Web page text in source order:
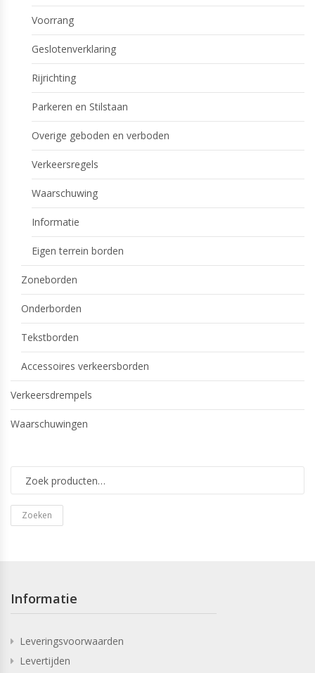
Voorrang
Geslotenverklaring
Rijrichting
Parkeren en Stilstaan
Overige geboden en verboden
Verkeersregels
Waarschuwing
Informatie
Eigen terrein borden
Zoneborden
Onderborden
Tekstborden
Accessoires verkeersborden
Verkeersdrempels
Waarschuwingen
Zoeken
Informatie
Leveringsvoorwaarden
Levertijden